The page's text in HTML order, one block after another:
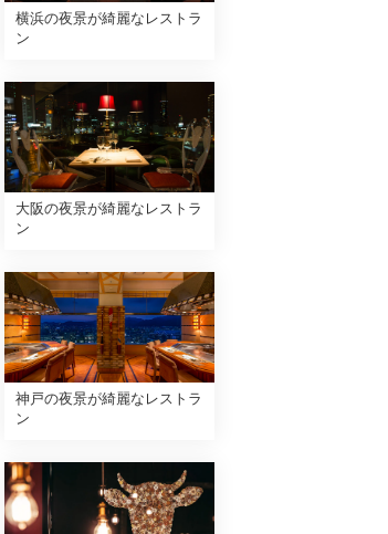
横浜の夜景が綺麗なレストラ
ン
大阪の夜景が綺麗なレストラ
ン
神戸の夜景が綺麗なレストラ
ン